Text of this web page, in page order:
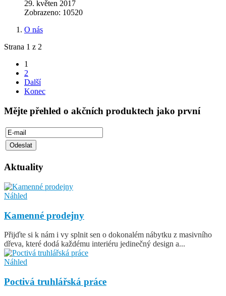
29. květen 2017
Zobrazeno: 10520
O nás
Strana 1 z 2
1
2
Další
Konec
Mějte přehled o akčních produktech jako první
Aktuality
Náhled
Kamenné prodejny
Přijďte si k nám i vy splnit sen o dokonalém nábytku z masivního
dřeva, které dodá každému interiéru jedinečný design a...
Náhled
Poctivá truhlářská práce